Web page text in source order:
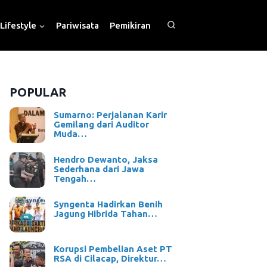
Lifestyle Pariwisata Pemikiran
POPULAR
Sumarno: Perjalanan Karir
Gemilang dari Auditor
Muda…
Hendro Dewanto, Jaksa
Sederhana dari Jawa
Tengah…
Syngenta Hadirkan Benih
Jagung Hibrida Tahan…
Korupsi Pembelian Aset PT
RSA di Cilacap, Direktur…